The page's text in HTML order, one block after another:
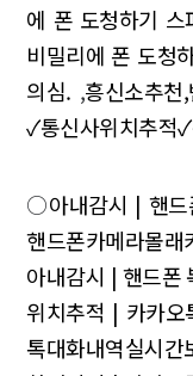
에 폰 도청하기 스
비밀리에 폰 도청
의심. ,흥신소추천
✓통신사위치추적
○아내감시 | 핸
핸드폰카메라몰
아내감시 | 핸드폰
위치추적 | 카카오
톡대화내역실시